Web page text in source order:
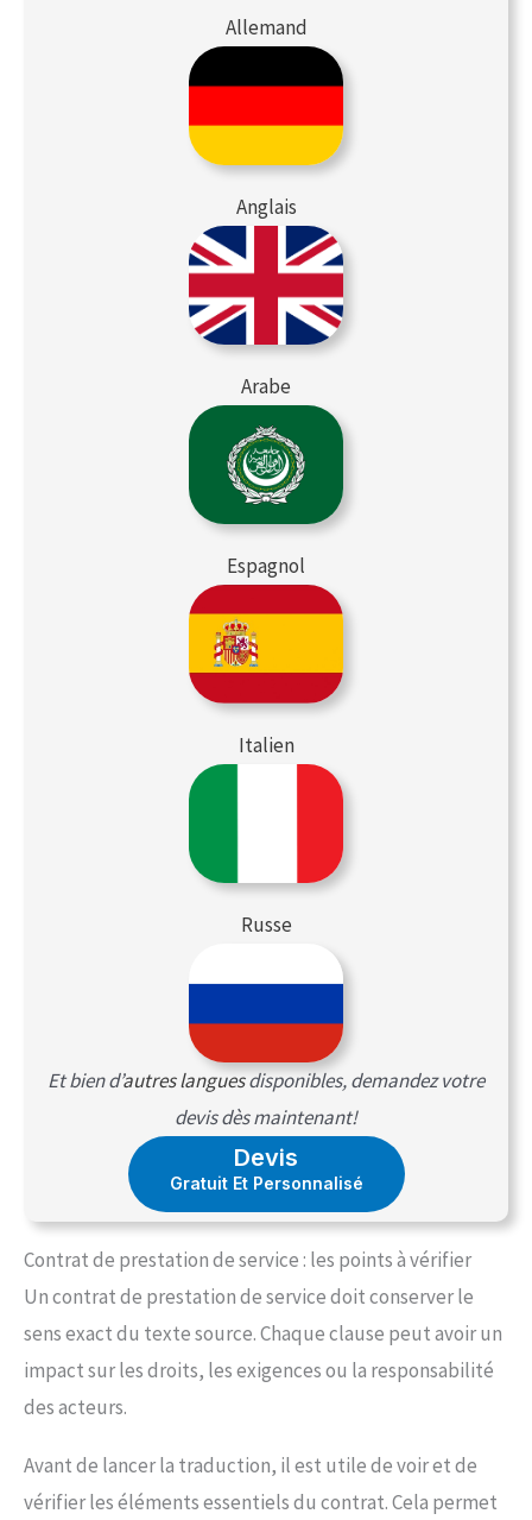
Allemand
Anglais
Arabe
Espagnol
Italien
Russe
Et bien d’autres languesdisponibles, demandez votre
devis dès maintenant!
Devis
Gratuit Et Personnalisé
Contrat de prestation de service : les points à vérifier
Un contrat de prestation de service doit conserver le
sens exact du texte source. Chaque clause peut avoir un
impact sur les droits, les exigences ou la responsabilité
des acteurs.
Avant de lancer la traduction, il est utile de voir et de
vérifier les éléments essentiels du contrat. Cela permet